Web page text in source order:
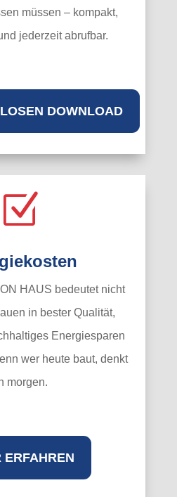
müssen – kompakt,
jederzeit abrufbar.
DOWNLOAD
Z
HAUS bedeutet nicht
in bester Qualität,
Energiesparen
wer heute baut, denkt
morgen.
ERFAHREN